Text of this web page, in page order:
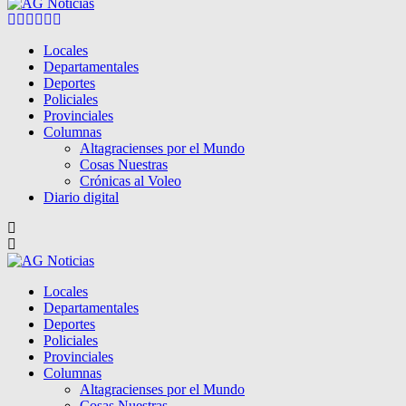
Facebook
Twitter
Instagram
Pinterest
Google
Locales
Departamentales
Deportes
Policiales
Provinciales
Columnas
Altagracienses por el Mundo
Cosas Nuestras
Crónicas al Voleo
Diario digital
Locales
Departamentales
Deportes
Policiales
Provinciales
Columnas
Altagracienses por el Mundo